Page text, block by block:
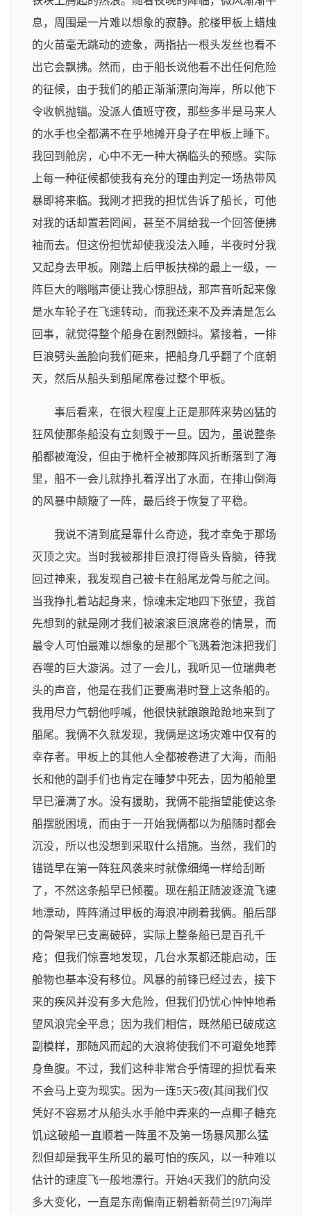
息，周围是一片难以想象的寂静。舵楼甲板上蜡烛
的火苗毫无跳动的迹象，两指拈一根头发丝也看不
出它会飘拂。然而，由于船长说他看不出任何危险
的征候，由于我们的船正渐渐漂向海岸，所以他下
令收帆抛锚。没派人值班守夜，那些多半是马来人
的水手也全都满不在乎地摊开身子在甲板上睡下。
我回到舱房，心中不无一种大祸临头的预感。实际
上每一种征候都使我有充分的理由判定一场热带风
暴即将来临。我刚才把我的担忧告诉了船长，可他
对我的话却置若罔闻，甚至不屑给我一个回答便拂
袖而去。但这份担忧却使我没法入睡，半夜时分我
又起身去甲板。刚踏上后甲板扶梯的最上一级，一
阵巨大的嗡嗡声便让我心惊胆战，那声音听起来像
是水车轮子在飞速转动，而我还来不及弄清是怎么
回事，就觉得整个船身在剧烈颤抖。紧接着，一排
巨浪劈头盖脸向我们砸来，把船身几乎翻了个底朝
天，然后从船头到船尾席卷过整个甲板。
事后看来，在很大程度上正是那阵来势凶猛的
狂风使那条船没有立刻毁于一旦。因为，虽说整条
船都被淹没，但由于桅杆全被那阵风折断落到了海
里，船不一会儿就挣扎着浮出了水面，在排山倒海
的风暴中颠簸了一阵，最后终于恢复了平稳。
我说不清到底是靠什么奇迹，我才幸免于那场
灭顶之灾。当时我被那排巨浪打得昏头昏脑，待我
回过神来，我发现自己被卡在船尾龙骨与舵之间。
当我挣扎着站起身来，惊魂未定地四下张望，我首
先想到的就是刚才我们被滚滚巨浪席卷的情景，而
最令人可怕最难以想象的是那个飞溅着泡沫把我们
吞噬的巨大漩涡。过了一会儿，我听见一位瑞典老
头的声音，他是在我们正要离港时登上这条船的。
我用尽力气朝他呼喊，他很快就踉踉跄跄地来到了
船尾。我俩不久就发现，我俩是这场灾难中仅有的
幸存者。甲板上的其他人全都被卷进了大海，而船
长和他的副手们也肯定在睡梦中死去，因为船舱里
早已灌满了水。没有援助，我俩不能指望能使这条
船摆脱困境，而由于一开始我俩都以为船随时都会
沉没，所以也没想到采取什么措施。当然，我们的
锚链早在第一阵狂风袭来时就像细绳一样给刮断
了，不然这条船早已倾覆。现在船正随波逐流飞速
地漂动，阵阵涌过甲板的海浪冲刷着我俩。船后部
的骨架早已支离破碎，实际上整条船已是百孔千
疮；但我们惊喜地发现，几台水泵都还能启动，压
舱物也基本没有移位。风暴的前锋已经过去，接下
来的疾风并没有多大危险，但我们仍忧心忡忡地希
望风浪完全平息；因为我们相信，既然船已破成这
副模样，那随风而起的大浪将使我们不可避免地葬
身鱼腹。不过，我们这种非常合乎情理的担忧看来
不会马上变为现实。因为一连5天5夜(其间我们仅
凭好不容易才从船头水手舱中弄来的一点椰子糖充
饥)这破船一直顺着一阵虽不及第一场暴风那么猛
烈但却是我平生所见的最可怕的疾风，以一种难以
估计的速度飞一般地漂行。开始4天我们的航向没
多大变化，一直是东南偏南正朝着新荷兰[97]海岸